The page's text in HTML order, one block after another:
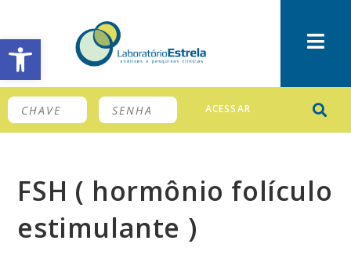
Barra de Ferramentas Aberta
ACESSAR
FSH ( hormônio folículo
estimulante )